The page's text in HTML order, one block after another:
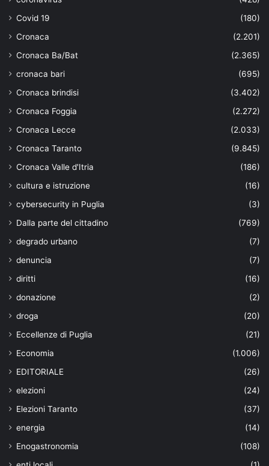
Covid 19
(180)
Cronaca
(2.201)
Cronaca Ba/Bat
(2.365)
cronaca bari
(695)
Cronaca brindisi
(3.402)
Cronaca Foggia
(2.272)
Cronaca Lecce
(2.033)
Cronaca Taranto
(9.845)
Cronaca Valle d'Itria
(186)
cultura e istruzione
(16)
cybersecurity in Puglia
(3)
Dalla parte del cittadino
(769)
degrado urbano
(7)
denuncia
(7)
diritti
(16)
donazione
(2)
droga
(20)
Eccellenze di Puglia
(21)
Economia
(1.006)
EDITORIALE
(26)
elezioni
(24)
Elezioni Taranto
(37)
energia
(14)
Enogastronomia
(108)